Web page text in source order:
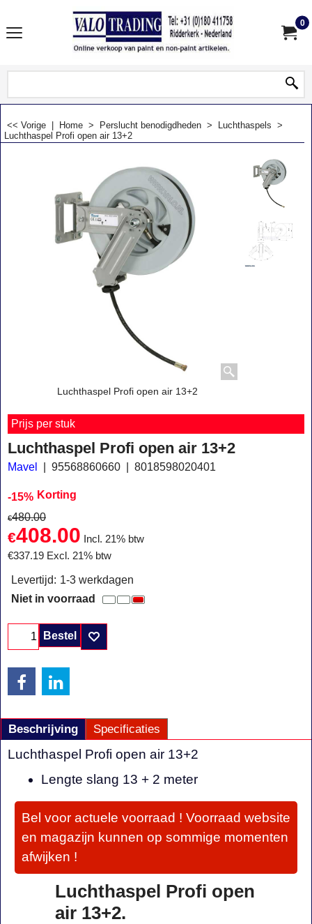
0
<< Vorige Home > Perslucht benodigdheden > Luchthaspels >
Luchthaspel Profi open air 13+2
Luchthaspel Profi open air 13+2
Prijs per stuk
Luchthaspel Profi open air 13+2
Mavel 95568860660 8018598020401
-15% Korting
€480.00
€408.00
Incl. 21% btw
€337.19 Excl. 21% btw
Levertijd: 1-3 werkdagen
Niet in voorraad
Bestel
Beschrijving Specificaties
Luchthaspel Profi open air 13+2
Lengte slang 13 + 2 meter
Bel voor actuele voorraad ! Voorraad website
en magazijn kunnen op sommige momenten
afwijken !
Luchthaspel Profi open
air 13+2.